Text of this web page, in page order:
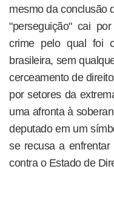
mesmo da conclusão
"perseguição" cai
crime pelo qual foi
brasileira, sem
cerceamento de
por setores da
uma afronta à
deputado em um
se recusa a
contra o Estado de